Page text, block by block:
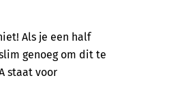
Als je een half
genoeg om dit te
staat voor